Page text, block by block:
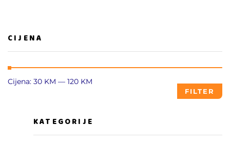
CIJENA
FILTER
Cijena: 30 KM — 120 KM
KATEGORIJE